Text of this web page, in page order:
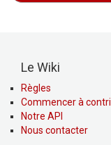
Le Wiki
Règles
Commencer à
Notre API
Nous contacter